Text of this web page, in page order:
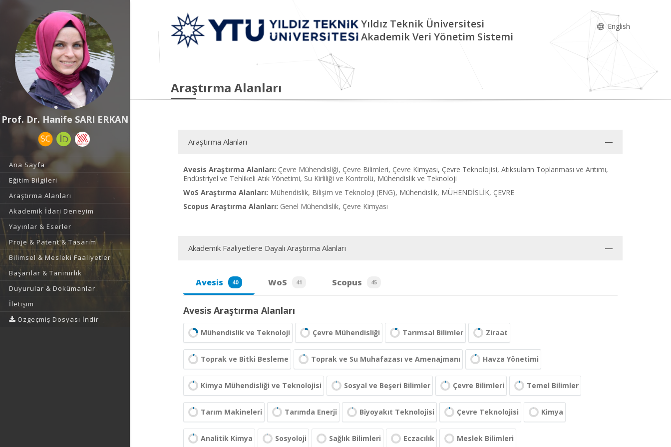
Prof. Dr. Hanife SARI ERKAN
Ana Sayfa
Eğitim Bilgileri
Araştırma Alanları
Akademik İdari Deneyim
Yayınlar & Eserler
Proje & Patent & Tasarım
Bilimsel & Mesleki Faaliyetler
Başarılar & Tanınırlık
Duyurular & Dokümanlar
İletişim
Özgeçmiş Dosyası İndir
Yıldız Teknik Üniversitesi
Akademik Veri Yönetim Sistemi
English
Araştırma Alanları
Araştırma Alanları
Avesis Araştırma Alanları: Çevre Mühendisliği, Çevre Bilimleri, Çevre Kimyası, Çevre Teknolojisi, Atıksuların Toplanması ve Arıtımı,
Endüstriyel ve Tehlikeli Atık Yönetimi, Su Kirliliği ve Kontrolü, Mühendislik ve Teknoloji
WoS Araştırma Alanları: Mühendislik, Bilişim ve Teknoloji (ENG), Mühendislik, MÜHENDİSLİK, ÇEVRE
Scopus Araştırma Alanları: Genel Mühendislik, Çevre Kimyası
Akademik Faaliyetlere Dayalı Araştırma Alanları
Avesis 40 WoS 41 Scopus 45
Avesis Araştırma Alanları
Mühendislik ve Teknoloji Çevre Mühendisliği Tarımsal Bilimler Ziraat
Toprak ve Bitki Besleme Toprak ve Su Muhafazası ve Amenajmanı Havza Yönetimi
Kimya Mühendisliği ve Teknolojisi Sosyal ve Beşeri Bilimler Çevre Bilimleri Temel Bilimler
Tarım Makineleri Tarımda Enerji Biyoyakıt Teknolojisi Çevre Teknolojisi Kimya
Analitik Kimya Sosyoloji Sağlık Bilimleri Eczacılık Meslek Bilimleri